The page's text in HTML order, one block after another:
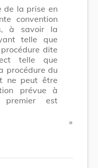
de la prise en
convention
à savoir la
telle que
dite
telle que
procédure du
ne peut être
prévue à
est
​ »